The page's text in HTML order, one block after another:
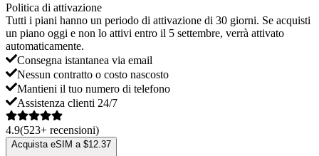
Politica di attivazione
Tutti i piani hanno un periodo di attivazione di 30 giorni. Se acquisti
un piano oggi e non lo attivi entro il 5 settembre, verrà attivato
automaticamente.
Consegna istantanea via email
Nessun contratto o costo nascosto
Mantieni il tuo numero di telefono
Assistenza clienti 24/7
4.9(523+ recensioni)
Acquista eSIM a $12.37